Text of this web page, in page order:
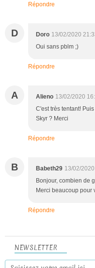
Répondre
D Doro 13/02/2020
Oui sans pblm ;)
Répondre
A Alieno 13/02/2020
C'est très tentant!
Skyr ? Merci
Répondre
B Babeth29 13/02/
Bonjour, combien de
Merci beaucoup pour
Répondre
NEWSLETTER